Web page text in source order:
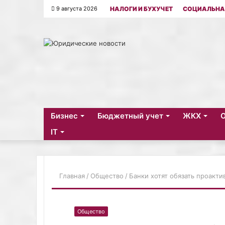
9 августа 2026 НАЛОГИ И БУХУЧЕТ
Бизнес Бюджетный учет ЖКХ
IT
Главная / Общество / Банки хотят обязать
Общество